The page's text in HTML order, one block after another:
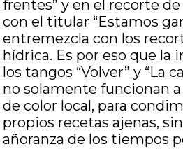
frentes” y en el recorte
con el titular “Estamos
entremezcla con los
hídrica. Es por eso que la
los tangos “Volver” y “La
no solamente funcionan
de color local, para
propios recetas ajenas,
añoranza de los tiempos